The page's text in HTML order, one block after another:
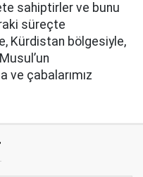
sahiptirler ve bunu
süreçte
Kürdistan bölgesiyle,
ve çabalarımız